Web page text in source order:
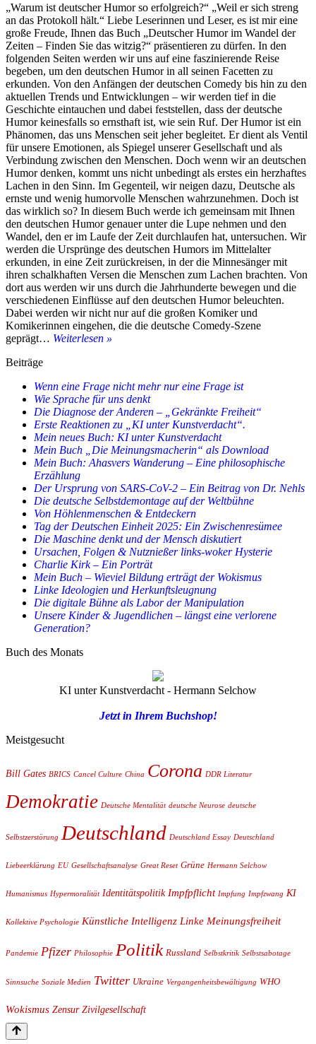
„Warum ist deutscher Humor so erfolgreich?“ „Weil er sich streng
an das Protokoll hält.“ Liebe Leserinnen und Leser, es ist mir eine
große Freude, Ihnen das Buch „Deutscher Humor im Wandel der
Zeiten – Finden Sie das witzig?“ präsentieren zu dürfen. In den
folgenden Seiten werden wir uns auf eine faszinierende Reise
begeben, um den deutschen Humor in all seinen Facetten zu
erkunden. Von den Anfängen der deutschen Comedy bis hin zu den
aktuellen Trends und Entwicklungen – wir werden tief in die
Geschichte eintauchen und dabei feststellen, dass der deutsche
Humor keinesfalls so ernsthaft ist, wie sein Ruf. Der Humor ist ein
Phänomen, das uns Menschen seit jeher begleitet. Er dient als Ventil
für unsere Emotionen, als Spiegel unserer Gesellschaft und als
Verbindung zwischen den Menschen. Doch wenn wir an deutschen
Humor denken, kommt uns nicht unbedingt als erstes ein herzhaftes
Lachen in den Sinn. Im Gegenteil, wir neigen dazu, Deutsche als
ernste und wenig humorvolle Menschen wahrzunehmen. Doch ist
das wirklich so? In diesem Buch werde ich gemeinsam mit Ihnen
den deutschen Humor genauer unter die Lupe nehmen und den
Wandel, den er im Laufe der Zeit durchlaufen hat, untersuchen. Wir
werden die Ursprünge des deutschen Humors im Mittelalter
erkunden, in eine Zeit zurückreisen, in der die Minnesänger mit
ihren schalkhaften Versen die Menschen zum Lachen brachten. Von
dort aus werden wir uns durch die Jahrhunderte bewegen und die
verschiedenen Einflüsse auf den deutschen Humor beleuchten.
Dabei werden wir nicht nur auf die großen Komiker und
Komikerinnen eingehen, die die deutsche Comedy-Szene
geprägt… Weiterlesen »
Wandel
der
Zeiten
–
Finden
Sie
das
Beiträge
Wenn eine Frage nicht mehr nur eine Frage ist
Wie Sprache für uns denkt
Die Diagnose der Anderen – „Gekränkte Freiheit“
Erste Reaktionen zu „KI unter Kunstverdacht“.
Mein neues Buch: KI unter Kunstverdacht
Mein Buch „Die Meinungsmacherin“ als Download
Mein Buch: Ahasvers Wanderung – Eine philosophische
Erzählung
Der Ursprung von SARS-CoV-2 – Ein Beitrag von Dr. Nehls
Die deutsche Selbstdemontage auf der Weltbühne
Von Höhlenmenschen & Entdeckern
Tag der Deutschen Einheit 2025: Ein Zwischenresümee
Die Maschine denkt und der Mensch diskutiert
Ursachen, Folgen & Nutznießer links-woker Hysterie
Charlie Kirk – Ein Porträt
Mein Buch – Wieviel Bildung erträgt der Wokismus
Linke Ideologien und Herkunftsleugnung
Die digitale Bühne als Labor der Manipulation
Unsere Kinder & Jugendlichen – längst eine verlorene
Generation?
Buch des Monats
KI unter Kunstverdacht - Hermann Selchow
Jetzt in Ihrem Buchshop!
Meistgesucht
Bill Gates BRICS Cancel Culture China Corona DDR Literatur
Demokratie Deutsche Mentalität deutsche Neurose deutsche
Selbstzerstörung Deutschland Deutschland Essay Deutschland
Liebeerklärung EU Gesellschaftsanalyse Great Reset Grüne Hermann Selchow
Humanismus Hypermoralität Identitätspolitik Impfpflicht Impfung Impfzwang KI
Kollektive Psychologie Künstliche Intelligenz Linke Meinungsfreiheit
Pandemie Pfizer Philosophie Politik Russland Selbstkritik Selbstsabotage
Sinnsuche Soziale Medien Twitter Ukraine Vergangenheitsbewältigung WHO
Wokismus Zensur Zivilgesellschaft